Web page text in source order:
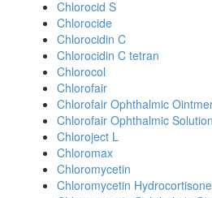
Chlorocid S
Chlorocide
Chlorocidin C
Chlorocidin C tetran
Chlorocol
Chlorofair
Chlorofair Ophthalmic
Chlorofair Ophthalmic Solution
Chloroject L
Chloromax
Chloromycetin
Chloromycetin Hydrocortisone